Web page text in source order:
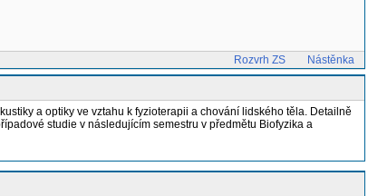
Rozvrh ZS Nástěnka
a optiky ve vztahu k fyzioterapii a chování lidského těla. Detailně
studie v následujícím semestru v předmětu Biofyzika a